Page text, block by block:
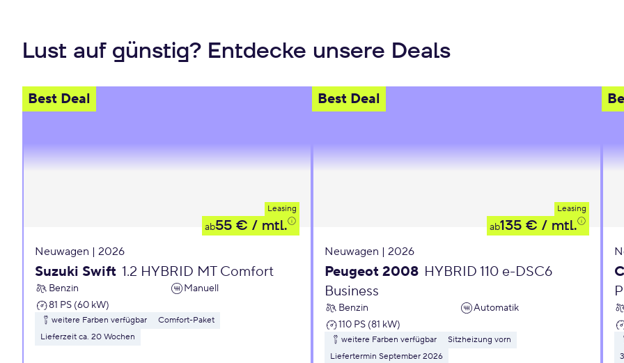
Lust auf günstig? Entdecke unsere Deals
Best Deal
Leasing
ab55 € / mtl.
Neuwagen | 2026
Suzuki Swift 1.2 HYBRID MT Comfort
Benzin
Manuell
81 PS (60 kW)
weitere Farben verfügbar
Comfort-Paket
Lieferzeit ca. 20 Wochen
Best Deal
Leasing
ab135 € / mtl.
Neuwagen | 2026
Peugeot 2008 HYBRID 110 e-DSC6
Business
Benzin
Automatik
110 PS (81 kW)
weitere Farben verfügbar
Sitzheizung vorn
Liefertermin September 2026